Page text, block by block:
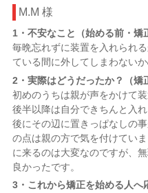
M.M 様
1・不安なこと（始める前・矯
毎晩忘れずに装置を入れられ
ている間に外してしまわないか
2・実際はどうだったか？（矯
初めのうちは親が声をかけて
後半以降は自分できちんと入
後にその辺に置きっぱなしの
の点は親の方で気を付けてい
に来るのは大変なのですが、
良かったです。
3・これから矯正を始める人へ